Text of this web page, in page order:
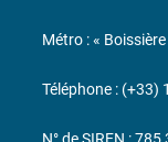
Métro : «
Téléphone : (+33)